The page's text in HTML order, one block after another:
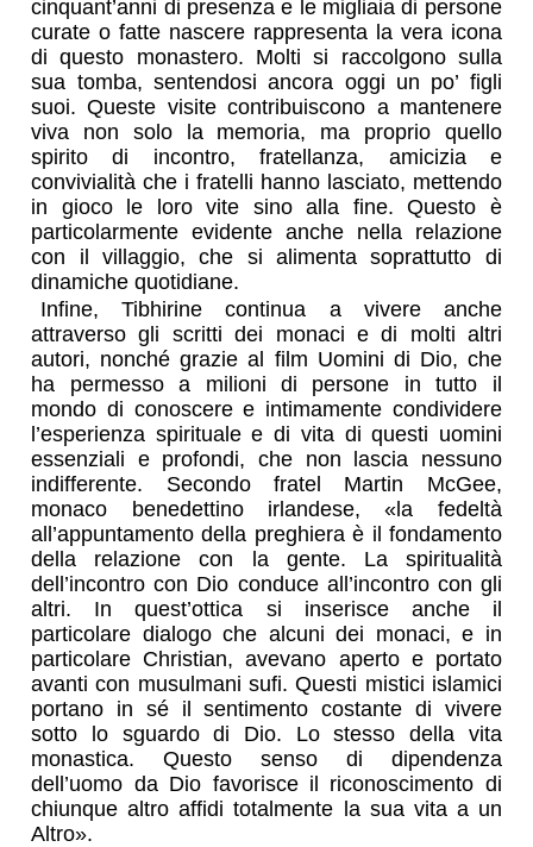
cinquant’anni di presenza e le migliaia di persone
curate o fatte nascere rappresenta la vera icona
di questo monastero. Molti si raccolgono sulla
sua tomba, sentendosi ancora oggi un po’ figli
suoi. Queste visite contribuiscono a mantenere
viva non solo la memoria, ma proprio quello
spirito di incontro, fratellanza, amicizia e
convivialità che i fratelli hanno lasciato, mettendo
in gioco le loro vite sino alla fine. Questo è
particolarmente evidente anche nella relazione
con il villaggio, che si alimenta soprattutto di
dinamiche quotidiane.
Infine, Tibhirine continua a vivere anche
attraverso gli scritti dei monaci e di molti altri
autori, nonché grazie al film Uomini di Dio, che
ha permesso a milioni di persone in tutto il
mondo di conoscere e intimamente condividere
l’esperienza spirituale e di vita di questi uomini
essenziali e profondi, che non lascia nessuno
indifferente. Secondo fratel Martin McGee,
monaco benedettino irlandese, «la fedeltà
all’appuntamento della preghiera è il fondamento
della relazione con la gente. La spiritualità
dell’incontro con Dio conduce all’incontro con gli
altri. In quest’ottica si inserisce anche il
particolare dialogo che alcuni dei monaci, e in
particolare Christian, avevano aperto e portato
avanti con musulmani sufi. Questi mistici islamici
portano in sé il sentimento costante di vivere
sotto lo sguardo di Dio. Lo stesso della vita
monastica. Questo senso di dipendenza
dell’uomo da Dio favorisce il riconoscimento di
chiunque altro affidi totalmente la sua vita a un
Altro».